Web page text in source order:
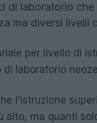
di laboratorio che
ma diversi livelli
l’istruzione
alto, ma quanti